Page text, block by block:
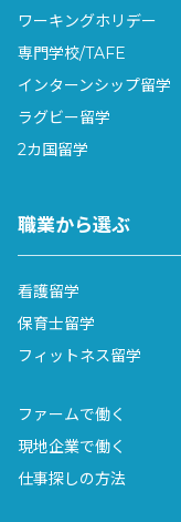
支援ワークショッ
プにも力を入れて
す。
ELSIS
English
イングリッシュ・
ケンブリッジ検定
ワーキングホリデー
専門学校/TAFE
インターンシップ留学
ラグビー留学
2カ国留学
職業から選ぶ
看護留学
保育士留学
フィットネス留学
ファームで働く
現地企業で働く
仕事探しの方法